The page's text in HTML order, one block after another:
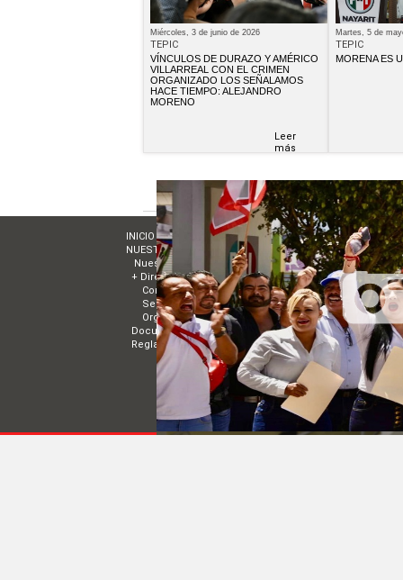
Miércoles, 3 de junio de 2026
TEPIC
VÍNCULOS DE DURAZO Y AMÉRICO
VILLARREAL CON EL CRIMEN
ORGANIZADO LOS SEÑALAMOS
HACE TIEMPO: ALEJANDRO
MORENO
Leer
más
Martes, 5 de
TEPIC
MORENA ES
INICIO
NUESTRO PARTIDO
Nuestro Presidente
+ Directorios
Comité Estatal de Nayarit
Sectores
Organismos Políticos
Documentos básicos
Reglamentos
MUNICIPIOS
ESTRADOS
Convocatorias
Acuerdos
TRANSPARENCIA
EVENTOS
COMITÉ DIRECTIVO ESTATAL DE
© 2014 Todos los derechos reservados|